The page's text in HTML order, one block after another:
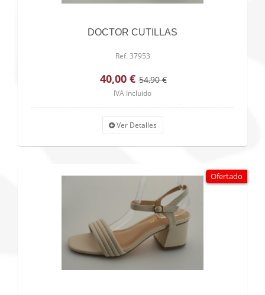
DOCTOR CUTILLAS
Ref. 37953
40,00 € 54,90 €
IVA Incluido
Ver Detalles
Ofertado